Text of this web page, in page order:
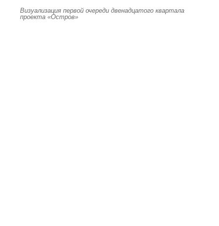
Визуализация первой очереди двенадцатого квартала
проекта «Остров»